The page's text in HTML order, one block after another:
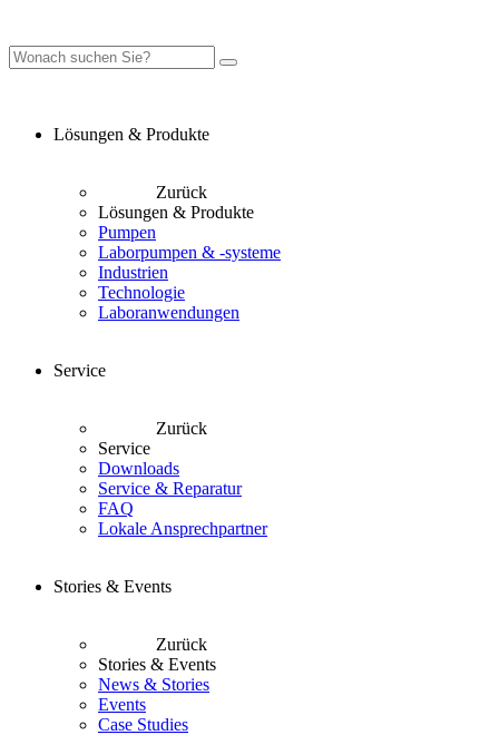
Lösungen & Produkte
Zurück
Lösungen & Produkte
Pumpen
Laborpumpen & -systeme
Industrien
Technologie
Laboranwendungen
Service
Zurück
Service
Downloads
Service & Reparatur
FAQ
Lokale Ansprechpartner
Stories & Events
Zurück
Stories & Events
News & Stories
Events
Case Studies